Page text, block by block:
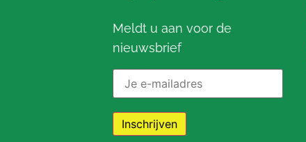
Meldt u aan voor de
nieuwsbrief